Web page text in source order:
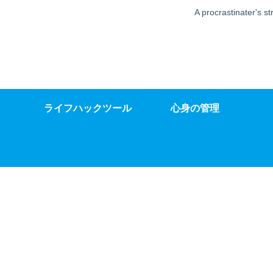
A procrastinater's
ライフハックツール 心身の管理